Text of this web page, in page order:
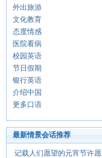
外出旅游
文化教育
态度情感
医院看病
校园英语
节日假期
银行英语
介绍中国
更多口语
最新情景会话推荐
记载人们愿望的元宵节许愿